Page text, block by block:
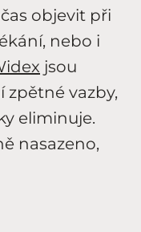
objevit při
nebo i
jsou
vazby,
eliminuje.
nasazeno,